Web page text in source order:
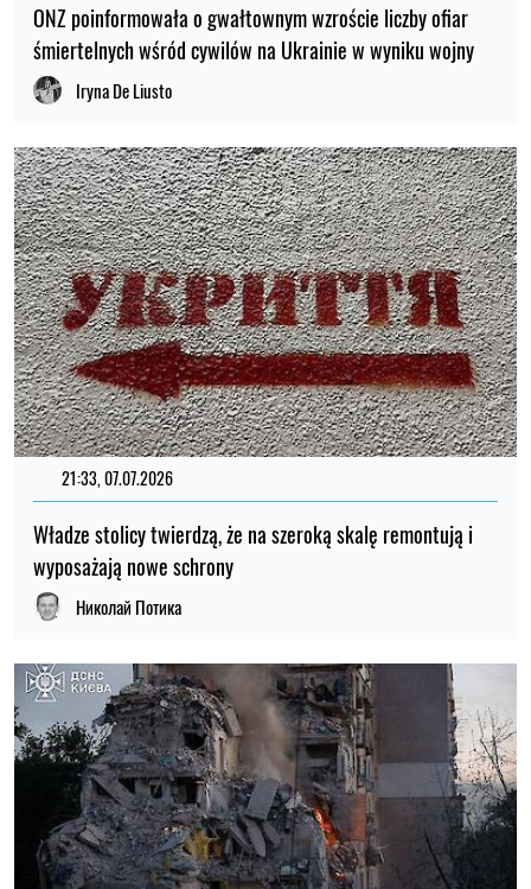
ONZ poinformowała o gwałtownym wzroście liczby ofiar
śmiertelnych wśród cywilów na Ukrainie w wyniku wojny
Iryna De Liusto
21:33, 07.07.2026
Władze stolicy twierdzą, że na szeroką skalę remontują i
wyposażają nowe schrony
Николай Потика